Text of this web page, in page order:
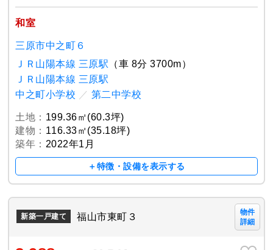
和室
三原市中之町６
ＪＲ山陽本線 三原駅 （車 8分 3700m）
ＪＲ山陽本線 三原駅
中之町小学校 ／ 第二中学校
土地： 199.36㎡(60.3坪)
建物： 116.33㎡(35.18坪)
築年： 2022年1月
＋特徴・設備を表示する
新築一戸建て 福山市東町３
物件
詳細